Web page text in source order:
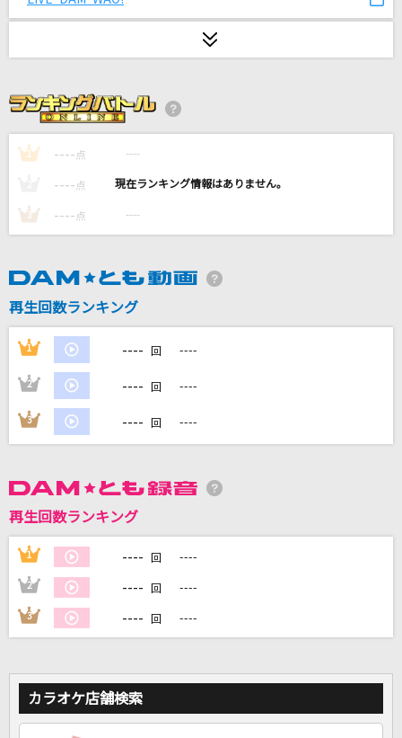
lulu.
[生音]Tomorrow never knows
Mr.Children
嵐(アラシ)
一青 窈
愛唄
GReeeeN
[生音]To Love You More [トゥ・ラヴ・ユー・
モア]
Celine Dion With Special Guests Kryzler & Kompany
好きすぎて滅！
M!LK
[生音]あなたに
MONGOL800
もっと見る
DAMの新曲・ランキングなど
1 ---- 点 ----
---- 点 ----
3 ---- 点 ----
再生回数ランキング
1 ---- 回 ----
2 ---- 回 ----
3 ---- 回 ----
再生回数ランキング
1 ---- 回 ----
2 ---- 回 ----
3 ---- 回 ----
カラオケ店舗検索